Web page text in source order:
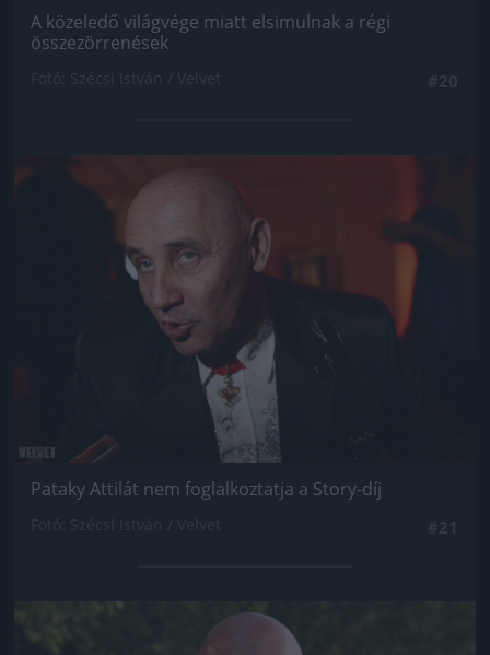
A közeledő világvége miatt elsimulnak a régi
összezörrenések
Jön még kép!
Pataky Attilát nem foglalkoztatja a Story-díj
Jön még kép!